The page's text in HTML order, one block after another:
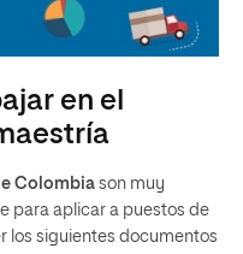
en el
Colombia son muy
para aplicar a puestos de
los siguientes documentos